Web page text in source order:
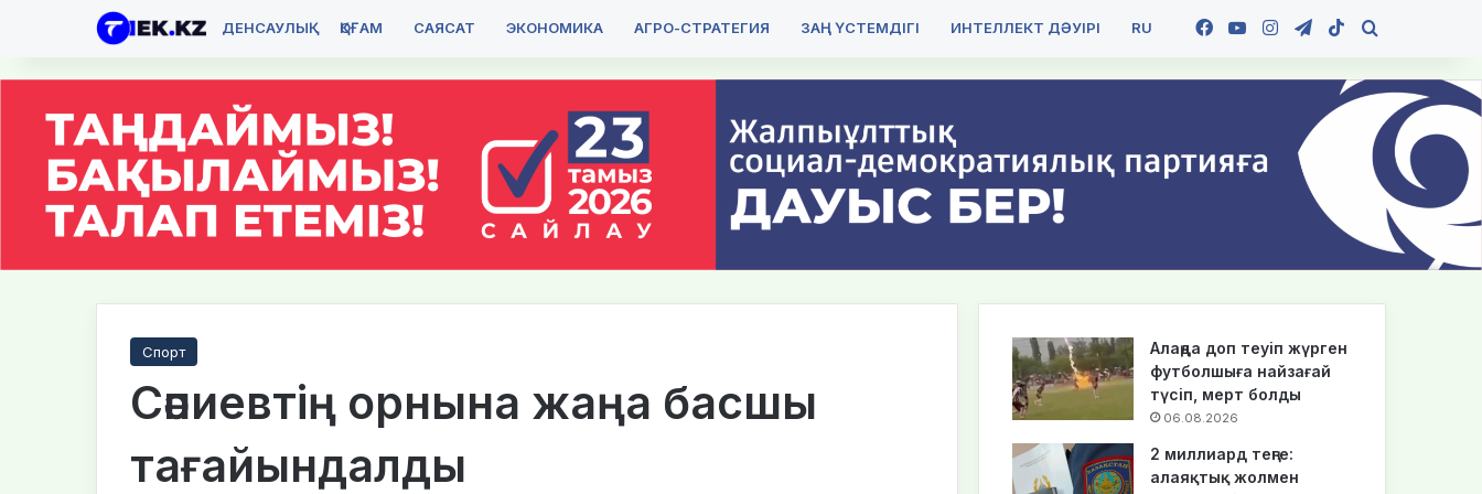
ДЕНСАУЛЫҚ ҚОҒАМ САЯСАТ ЭКОНОМИКА АГРО-СТРАТЕГИЯ ЗАҢ ҮСТЕМДІГІ ИНТЕЛЛЕКТ ДӘУІРІ RU Facebook
YouTubeInstagramTelegram
TikTok
Спорт
Сәпиевтің орнына жаңа басшы
тағайындалды
Алаңда доп теуіп жүрген
футболшыға найзағай
түсіп, мерт болды
06.08.2026
2 миллиард теңге:
алаяқтық жолмен